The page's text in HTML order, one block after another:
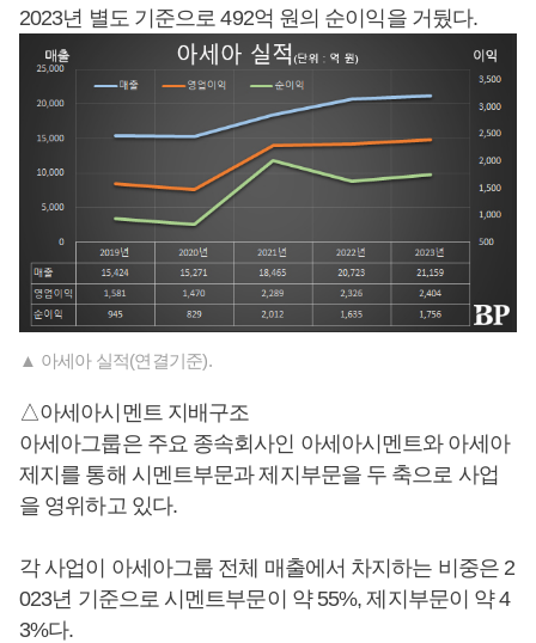
2023년 별도 기준으로 492억 원의 순이익을 거뒀다.
▲ 아세아 실적(연결기준).
△아세아시멘트 지배구조
아세아그룹은 주요 종속회사인 아세아시멘트와 아세아
제지를 통해 시멘트부문과 제지부문을 두 축으로 사업
을 영위하고 있다.
각 사업이 아세아그룹 전체 매출에서 차지하는 비중은 2
023년 기준으로 시멘트부문이 약 55%, 제지부문이 약 4
3%다.